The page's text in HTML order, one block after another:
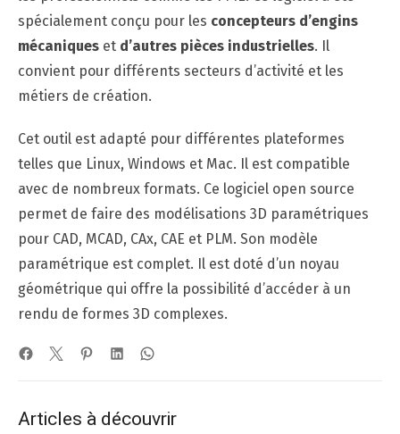
spécialement conçu pour les concepteurs d’engins
mécaniques et d’autres pièces industrielles. Il
convient pour différents secteurs d’activité et les
métiers de création.
Cet outil est adapté pour différentes plateformes
telles que Linux, Windows et Mac. Il est compatible
avec de nombreux formats. Ce logiciel open source
permet de faire des modélisations 3D paramétriques
pour CAD, MCAD, CAx, CAE et PLM. Son modèle
paramétrique est complet. Il est doté d’un noyau
géométrique qui offre la possibilité d’accéder à un
rendu de formes 3D complexes.
Articles à découvrir